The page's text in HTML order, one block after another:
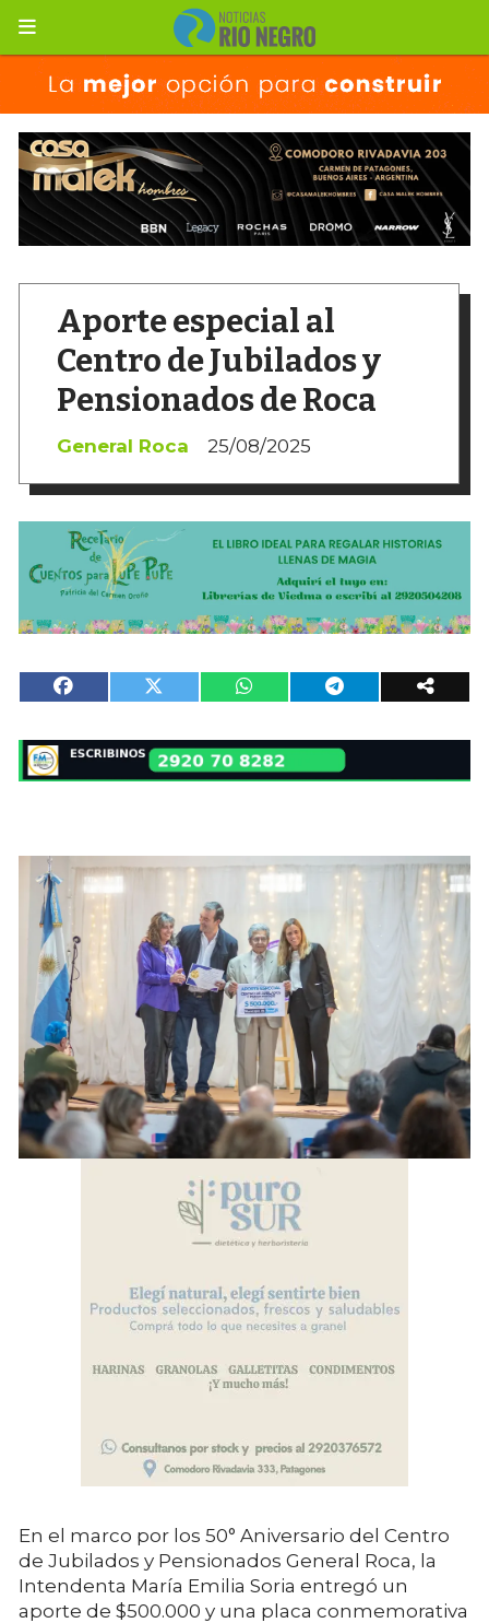
Aporte especial al
Centro de Jubilados y
Pensionados de Roca
General Roca 25/08/2025
En el marco por los 50° Aniversario del Centro
de Jubilados y Pensionados General Roca, la
Intendenta María Emilia Soria entregó un
aporte de $500.000 y una placa conmemorativa